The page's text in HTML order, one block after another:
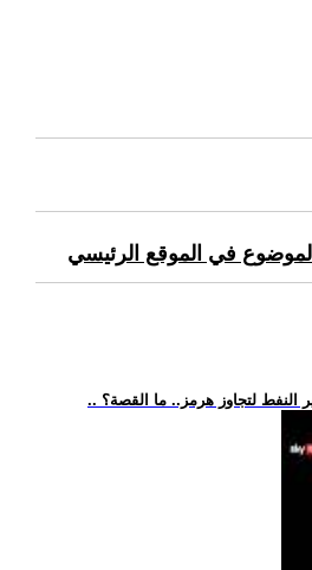
في الموقع الرئيسي
النفط لتجاوز هرمز.. ما القصة؟